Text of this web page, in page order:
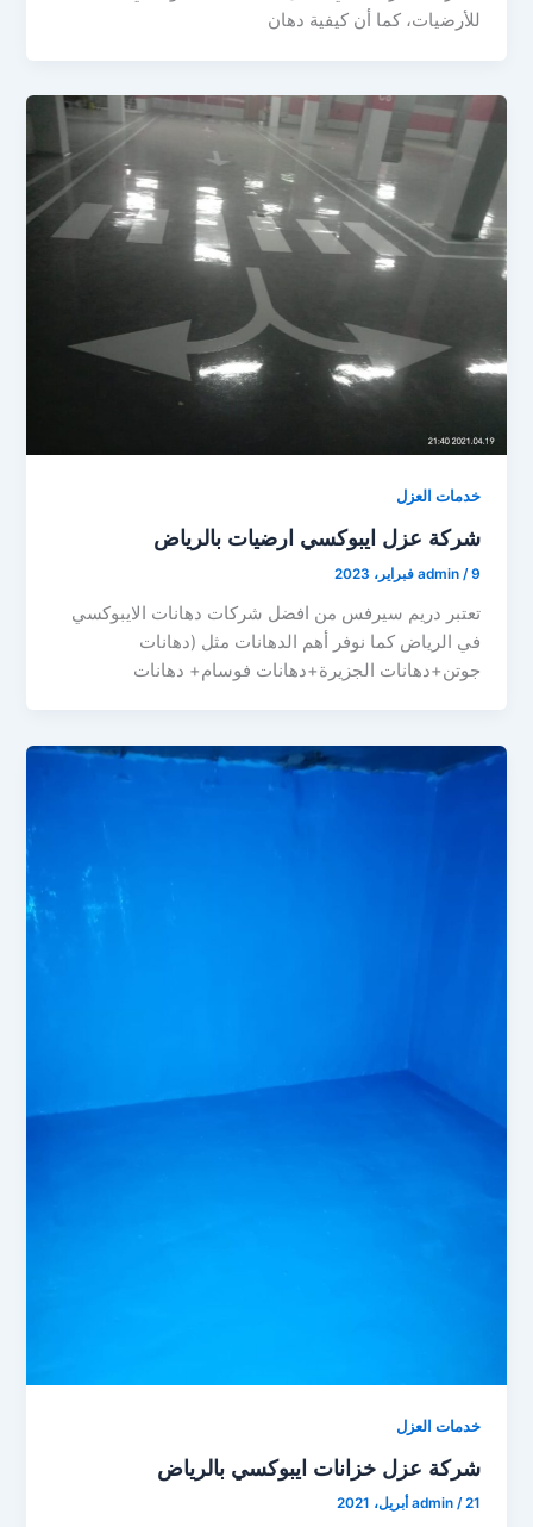
للأرضيات، كما أن كيفية دهان
خدمات العزل
شركة عزل ايبوكسي ارضيات بالرياض
admin /9 فبراير، 2023
تعتبر دريم سيرفس من افضل شركات دهانات الايبوكسي
في الرياض كما نوفر أهم الدهانات مثل (دهانات
جوتن+دهانات الجزيرة+دهانات فوسام+ دهانات
خدمات العزل
شركة عزل خزانات ايبوكسي بالرياض
admin /21 أبريل، 2021